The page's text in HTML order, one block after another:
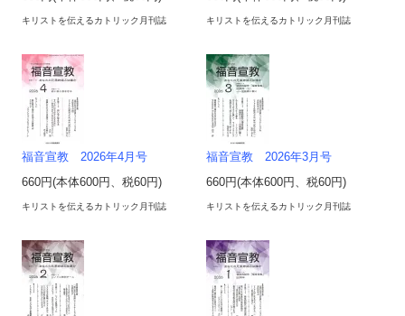
キリストを伝えるカトリック月刊誌 キリストを伝えるカトリック月刊誌
福音宣教 2026年4月号
660円(本体600円、税60円)
キリストを伝えるカトリック月刊誌
福音宣教 2026年3月号
660円(本体600円、税60円)
キリストを伝えるカトリック月刊誌